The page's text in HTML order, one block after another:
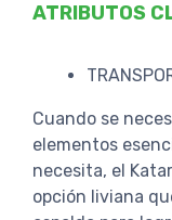
ATRIBUTOS
Cuando se
elementos
necesita, el
opción liviana